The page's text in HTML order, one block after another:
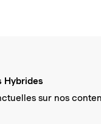
Hybrides
sur nos